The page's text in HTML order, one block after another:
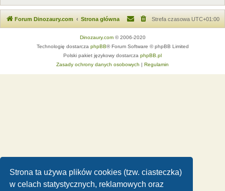
Strona ta używa plików cookies (tzw. ciasteczka)
w celach statystycznych, reklamowych oraz
Forum Dinozaury.com Strona główna Strefa czasowa UTC+01:00
Dinozaury.com© 2006-2020
Technologię dostarcza phpBB® Forum Software © phpBB Limited
Polski pakiet językowy dostarcza phpBB.pl
Zasady ochrony danych osobowych | Regulamin